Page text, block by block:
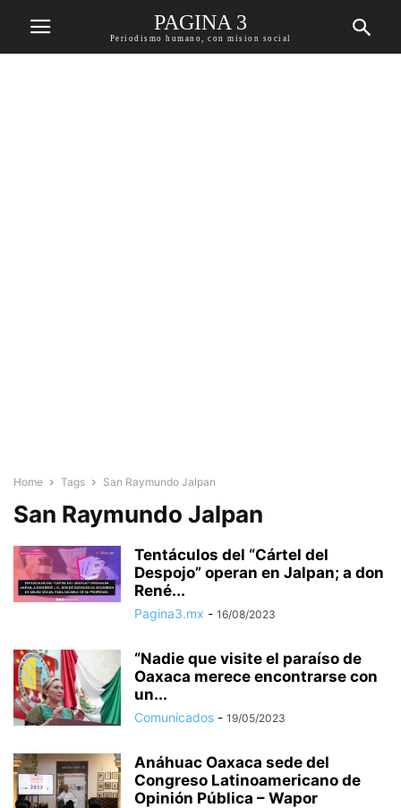
PAGINA 3
Periodismo humano, con mision social
Home Tags San Raymundo Jalpan
San Raymundo Jalpan
Tentáculos del “Cártel del
Despojo” operan en Jalpan; a don
René...
Pagina3.mx - 16/08/2023
“Nadie que visite el paraíso de
Oaxaca merece encontrarse con
un...
Comunicados - 19/05/2023
Anáhuac Oaxaca sede del
Congreso Latinoamericano de
Opinión Pública – Wapor